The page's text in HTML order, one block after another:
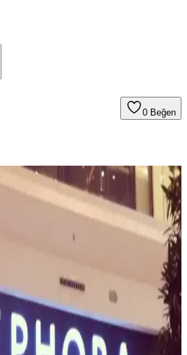
0 Beğen
İş Birliğiyle K-Beauty
Dönem Başlıyor
birliği, K-beauty ürünlerine erişimi
fiyatlandırma, ürün formülasyonları ve
tüketicilerde endişeler bulunuyor.
İçin Uygun Tutar ve Güvenlik
tutar genellikle 50-100 dolar
dolandırıcılık riskini azaltır. Bütçe ve